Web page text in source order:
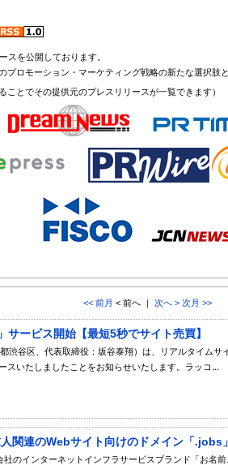
スを公開しております。
プロモーション・マーケティング戦略の新たな選択肢
ことでその提供元のプレスリリースが一覧できます）
<< 前月 < 前へ ｜ 次へ > 次月 >>
サービス開始【最短5秒でサイト売買】
渋谷区、代表取締役：坂谷泰翔）は、リアルタイム
スいたしましたことをお知らせいたします。ラッコ...
人関連のWebサイト向けのドメイン「.jobs
のインターネットインフラサービスブランド「お名